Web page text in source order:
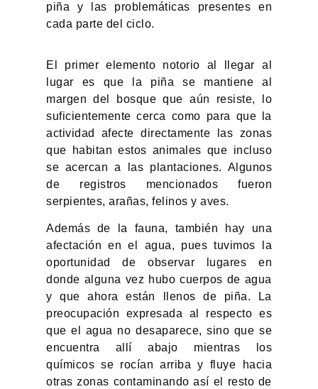
piña y las problemáticas presentes en
cada parte del ciclo.
El primer elemento notorio al llegar al
lugar es que la piña se mantiene al
margen del bosque que aún resiste, lo
suficientemente cerca como para que la
actividad afecte directamente las zonas
que habitan estos animales que incluso
se acercan a las plantaciones. Algunos
de registros mencionados fueron
serpientes, arañas, felinos y aves.
Además de la fauna, también hay una
afectación en el agua, pues tuvimos la
oportunidad de observar lugares en
donde alguna vez hubo cuerpos de agua
y que ahora están llenos de piña. La
preocupación expresada al respecto es
que el agua no desaparece, sino que se
encuentra allí abajo mientras los
químicos se rocían arriba y fluye hacia
otras zonas contaminando así el resto de